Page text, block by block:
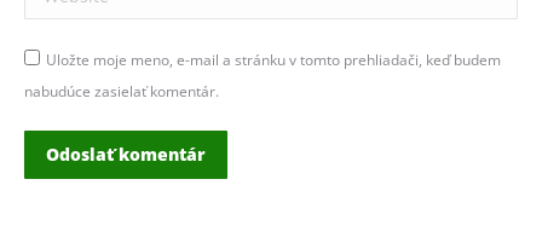
Uložte moje meno, e-mail a stránku v tomto prehliadači, keď budem
nabudúce zasielať komentár.
Odoslať komentár